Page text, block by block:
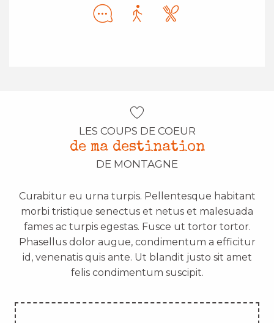
LES COUPS DE COEUR
de ma destination
DE MONTAGNE
Curabitur eu urna turpis. Pellentesque habitant
morbi tristique senectus et netus et malesuada
fames ac turpis egestas. Fusce ut tortor tortor.
Phasellus dolor augue, condimentum a efficitur
id, venenatis quis ante. Ut blandit justo sit amet
felis condimentum suscipit.